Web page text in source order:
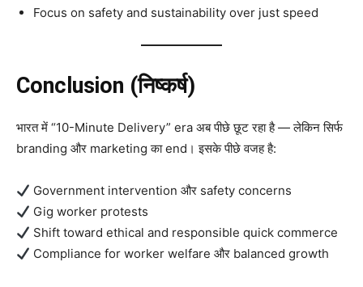
Focus on safety and sustainability over just speed
Conclusion (निष्कर्ष)
भारत में “10-Minute Delivery” era अब पीछे छूट रहा है — लेकिन सिर्फ
branding और marketing का end। इसके पीछे वजह है:
Government intervention और safety concerns
Gig worker protests
Shift toward ethical and responsible quick commerce
Compliance for worker welfare और balanced growth